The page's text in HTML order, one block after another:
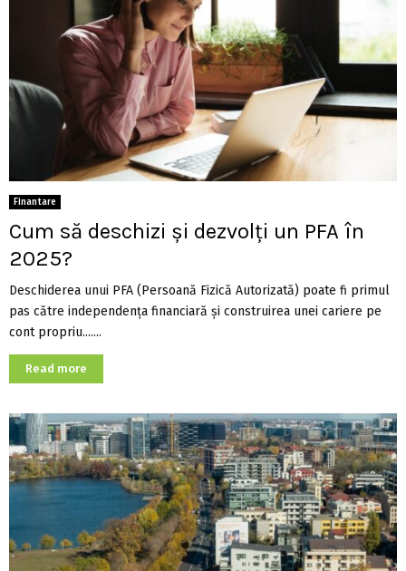
Finantare
Cum să deschizi și dezvolți un PFA în
2025?
Deschiderea unui PFA (Persoană Fizică Autorizată) poate fi primul
pas către independența financiară și construirea unei cariere pe
cont propriu.......
Read more